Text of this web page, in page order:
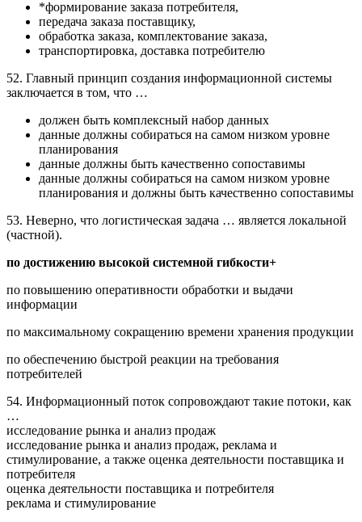
*формирование заказа потребителя,
передача заказа поставщику,
обработка заказа, комплектование заказа,
транспортировка, доставка потребителю
52. Главный принцип создания информационной системы
заключается в том, что …
должен быть комплексный набор данных
данные должны собираться на самом низком уровне
планирования
данные должны быть качественно сопоставимы
данные должны собираться на самом низком уровне
планирования и должны быть качественно сопоставимы
53. Неверно, что логистическая задача … является локальной
(частной).
по достижению высокой системной гибкости+
по повышению оперативности обработки и выдачи
информации
по максимальному сокращению времени хранения продукции
по обеспечению быстрой реакции на требования
потребителей
54. Информационный поток сопровождают такие потоки, как
…
исследование рынка и анализ продаж
исследование рынка и анализ продаж, реклама и
стимулирование, а также оценка деятельности поставщика и
потребителя
оценка деятельности поставщика и потребителя
реклама и стимулирование